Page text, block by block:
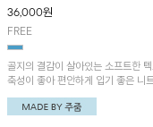
36,000원
FREE
골지의 결감이 살아있는 소프트한
축성이 좋아 편안하게 입기 좋은 니
컬러 배색 포인트로 데일리룩에 은은
를 더해주며, 비행기 안이나 냉방이